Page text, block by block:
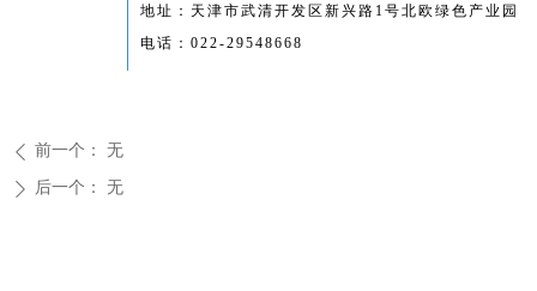
地址：天津市武清开发区新兴路1号北欧绿色产业园
电话：022-29548668
ꄴ 前一个： 无
ꄲ 后一个： 无